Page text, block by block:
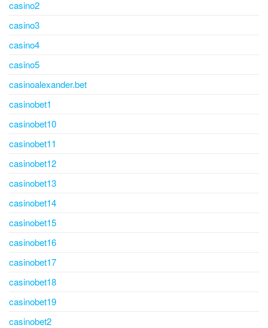
casino2
casino3
casino4
casino5
casinoalexander.bet
casinobet1
casinobet10
casinobet11
casinobet12
casinobet13
casinobet14
casinobet15
casinobet16
casinobet17
casinobet18
casinobet19
casinobet2